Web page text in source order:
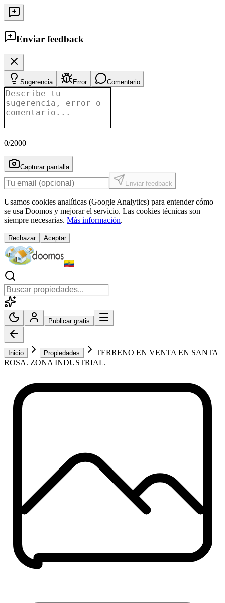
Enviar feedback
Sugerencia Error Comentario
0/2000
Capturar pantalla
Enviar feedback
Usamos cookies analíticas (Google Analytics) para entender cómo
se usa Doomos y mejorar el servicio. Las cookies técnicas son
siempre necesarias. Más información.
Rechazar Aceptar
Publicar gratis
Inicio Propiedades
TERRENO EN VENTA EN SANTA
ROSA. ZONA INDUSTRIAL.